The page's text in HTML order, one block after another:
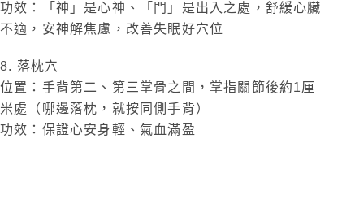
功效：「神」是心神、「門」是出入之處，舒緩心臟
不適，安神解焦慮，改善失眠好穴位
8. 落枕穴
位置：手背第二、第三掌骨之間，掌指關節後約1厘
米處（哪邊落枕，就按同側手背）
功效：保證心安身輕、氣血滿盈